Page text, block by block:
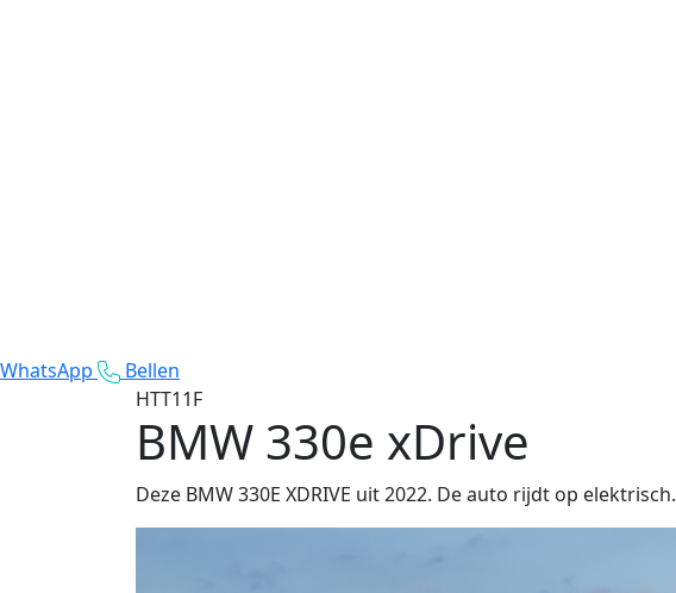
WhatsApp
Bellen
HTT11F
BMW 330e xDrive
Deze BMW 330E XDRIVE uit 2022. De auto rijdt op elektrisch.